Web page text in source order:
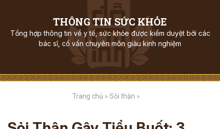
THÔNG TIN SỨC KHỎE
Tổng hợp thông tin về y tế, sức khỏe được kiểm duyệt bởi các
bác sĩ, cố vấn chuyên môn giàu kinh nghiệm
Trang chủ » Sỏi thận »